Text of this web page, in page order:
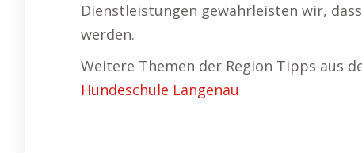
Dienstleistungen gewährleisten wir,
werden.
Weitere Themen der Region Tipps aus
Hundeschule Langenau